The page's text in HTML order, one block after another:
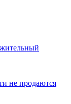
не продаются